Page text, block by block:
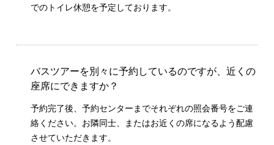
でのトイレ休憩を予定しております。
バスツアーを別々に予約しているのですが、近くの
座席にできますか？
予約完了後、予約センターまでそれぞれの照会番号をご連
絡ください。お隣同士、またはお近くの席になるよう配慮
させていただきます。